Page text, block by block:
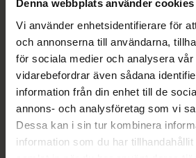
Denna webbplats använder cookies
Vi använder enhetsidentifierare för
och annonserna till användarna,
för sociala medier och analysera
vidarebefordrar även sådana
information från din enhet till de
annons- och analysföretag som vi
Dessa kan i sin tur kombinera
information som du har
Aktuella erbjudanden
Beskrivning
Läs alltid bipacksedeln
användning.
EAN:03582910085393